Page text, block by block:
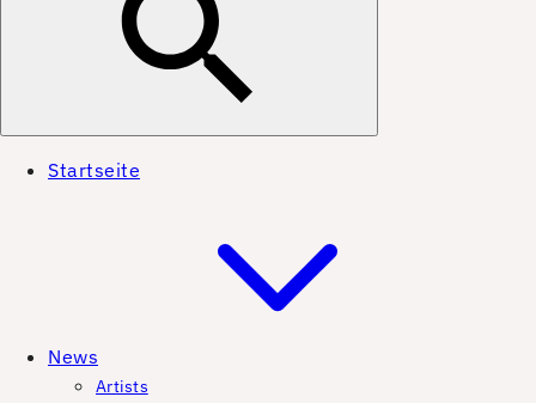
Startseite
News
Artists